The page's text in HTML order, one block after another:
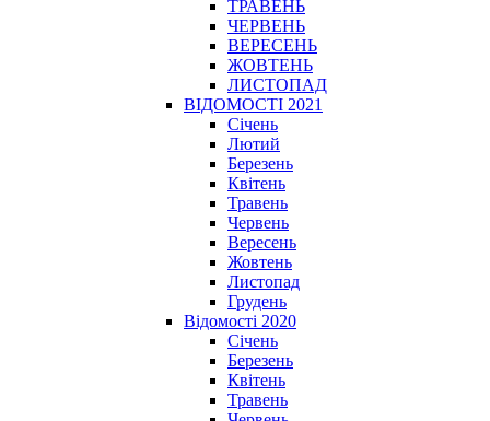
ТРАВЕНЬ
ЧЕРВЕНЬ
ВЕРЕСЕНЬ
ЖОВТЕНЬ
ЛИСТОПАД
ВІДОМОСТІ 2021
Січень
Лютий
Березень
Квітень
Травень
Червень
Вересень
Жовтень
Листопад
Грудень
Відомості 2020
Січень
Березень
Квітень
Травень